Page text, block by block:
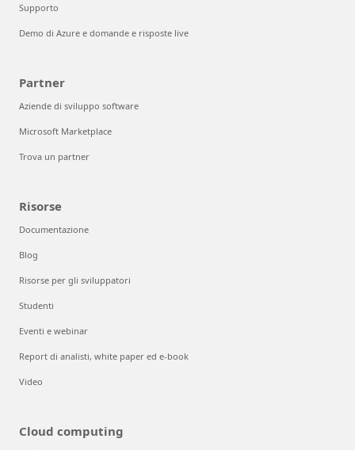
Supporto
Demo di Azure e domande e risposte live
Partner
Aziende di sviluppo software
Microsoft Marketplace
Trova un partner
Risorse
Documentazione
Blog
Risorse per gli sviluppatori
Studenti
Eventi e webinar
Report di analisti, white paper ed e-book
Video
Cloud computing